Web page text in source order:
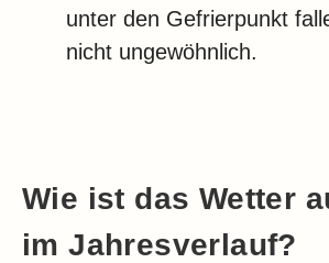
unter den Gefrierpunkt
nicht ungewöhnlich.
Wie ist das Wetter
im Jahresverlauf?